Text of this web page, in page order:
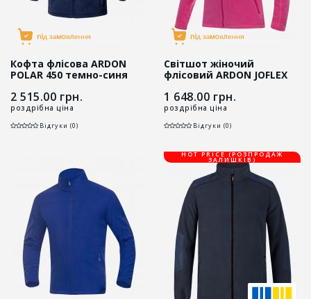
Кофта флісова ARDON
POLAR 450 темно-синя
2 515.00 грн.
роздрібна ціна
Відгуки (0)
Світшот жіночий
флісовий ARDON JOFLEX
1 648.00 грн.
роздрібна ціна
Відгуки (0)
HOT PRICE (РОЗПРОДАЖ
ЗАЛИШКІВ)